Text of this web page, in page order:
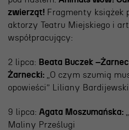
OSIECKA.
reż. Jacek Bała
zwierząt! Fragmenty książek
aktorzy Teatru Miejskiego i
współpracujący:
2 lipca: Beata Buczek
Żarnecki: „O czym szumią
opowieści” Liliany
9 lipca: Agata Moszumańska:
Maliny Prześlugi